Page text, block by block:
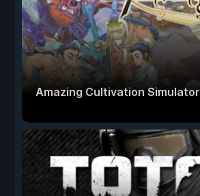
Amazing Cultivation Simulator